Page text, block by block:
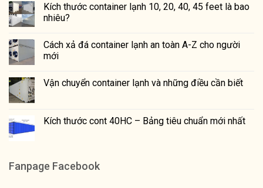
Kích thước container lạnh 10, 20, 40, 45 feet là bao
nhiêu?
Cách xả đá container lạnh an toàn A-Z cho người
mới
Vận chuyển container lạnh và những điều cần biết
Kích thước cont 40HC – Bảng tiêu chuẩn mới nhất
Fanpage Facebook